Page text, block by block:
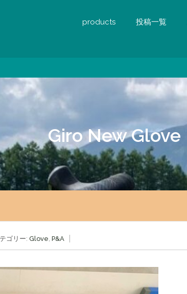
products 投稿一覧
Giro New Glove
ゴリー: Glove, P&A